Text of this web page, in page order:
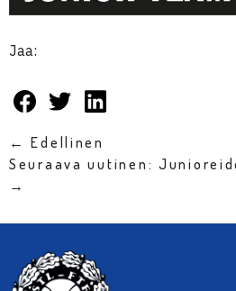
Jaa:
← Edellinen
Seuraava uutinen:
→